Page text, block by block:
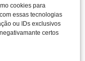
cookies para
essas tecnologias
ou IDs exclusivos
certos